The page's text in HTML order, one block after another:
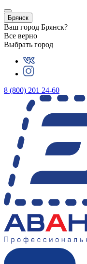
Брянск
Ваш город Брянск?
Все верно
Выбрать город
8 (800) 201 24-60